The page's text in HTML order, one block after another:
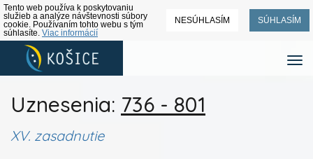
Tento web používa k poskytovaniu
služieb a analýze návštevnosti súbory
cookie. Používaním tohto webu s tým
súhlasíte. Viac informácií
NESÚHLASÍM SÚHLASÍM
Uznesenia: 736 - 801
XV. zasadnutie